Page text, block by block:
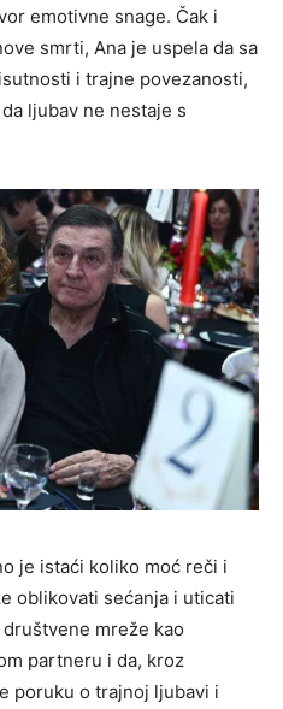
emotivne snage. Čak i
smrti, Ana je uspela da sa
i trajne povezanosti,
ljubav ne nestaje s
je istaći koliko moć reči i
oblikovati sećanja i uticati
mreže kao
partneru i da, kroz
poruku o trajnoj ljubavi i